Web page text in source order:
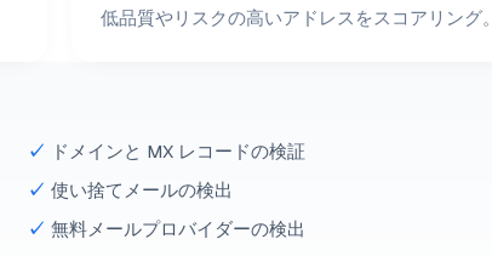
低品質やリスクの高いアドレスをスコアリング。
ドメインと MX レコードの検証
使い捨てメールの検出
無料メールプロバイダーの検出